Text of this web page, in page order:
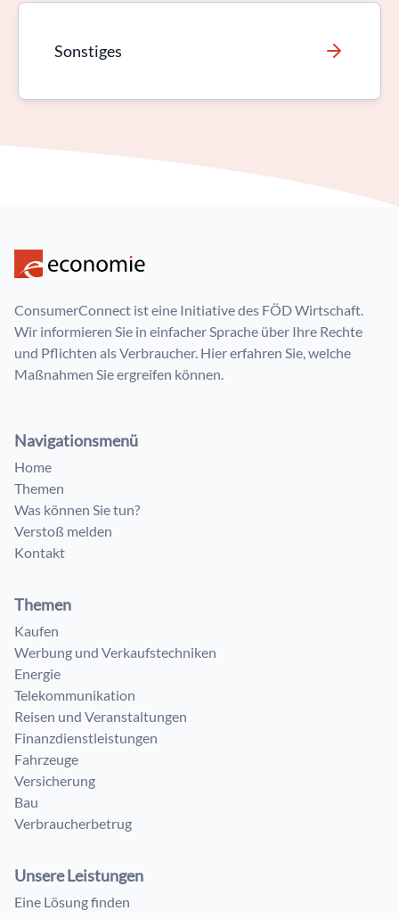
Sonstiges
ConsumerConnect ist eine Initiative des FÖD Wirtschaft.
Wir informieren Sie in einfacher Sprache über Ihre Rechte
und Pflichten als Verbraucher. Hier erfahren Sie, welche
Maßnahmen Sie ergreifen können.
Navigationsmenü
Home
Themen
Was können Sie tun?
Verstoß melden
Kontakt
Themen
Kaufen
Werbung und Verkaufstechniken
Energie
Telekommunikation
Reisen und Veranstaltungen
Finanzdienstleistungen
Fahrzeuge
Versicherung
Bau
Verbraucherbetrug
Unsere Leistungen
Eine Lösung finden